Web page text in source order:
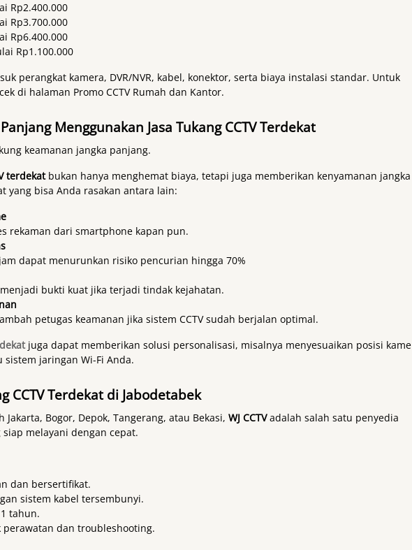
Rp2.400.000
Rp3.700.000
Rp6.400.000
Rp1.100.000
perangkat kamera, DVR/NVR, kabel, konektor, serta biaya instalasi standar. Untuk
di halaman Promo CCTV Rumah dan Kantor.
Menggunakan Jasa Tukang CCTV Terdekat
keamanan jangka panjang.
terdekatbukan hanya menghemat biaya, tetapi juga memberikan kenyamanan jangka
yang bisa Anda rasakan antara lain:
rekaman dari smartphone kapan pun.
dapat menurunkan risiko pencurian hingga 70%
menjadi bukti kuat jika terjadi tindak kejahatan.
petugas keamanan jika sistem CCTV sudah berjalan optimal.
juga dapat memberikan solusi personalisasi, misalnya menyesuaikan posisi
jaringan Wi-Fi Anda.
CCTV Terdekat di Jabodetabek
Jakarta, Bogor, Depok, Tangerang, atau Bekasi, WJ CCTVadalah salah satu penyedia
melayani dengan cepat.
dan bersertifikat.
sistem kabel tersembunyi.
tahun.
perawatan dan troubleshooting.